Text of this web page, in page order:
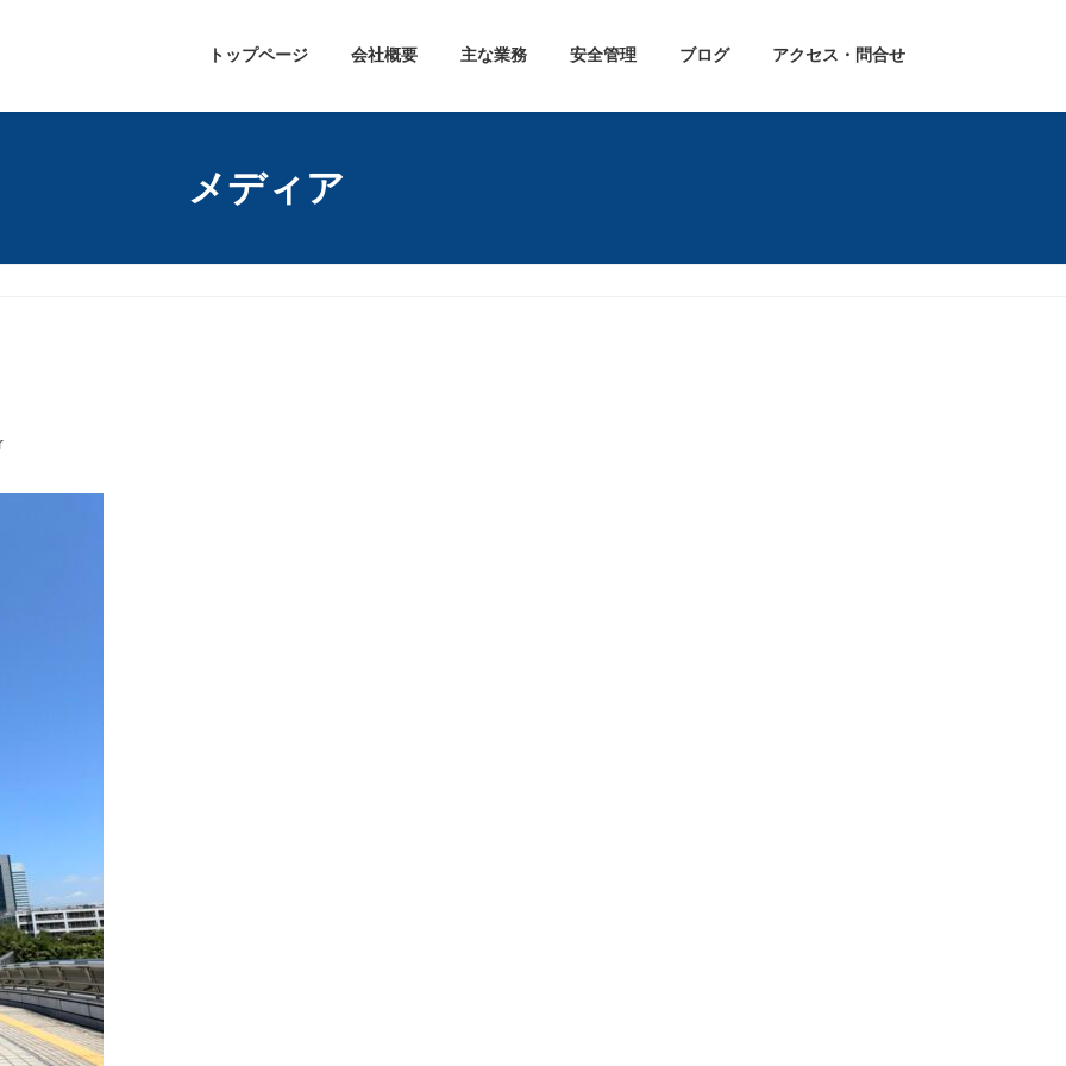
トップページ 会社概要 主な業務 安全管理 ブログ アクセス・問合せ
メディア